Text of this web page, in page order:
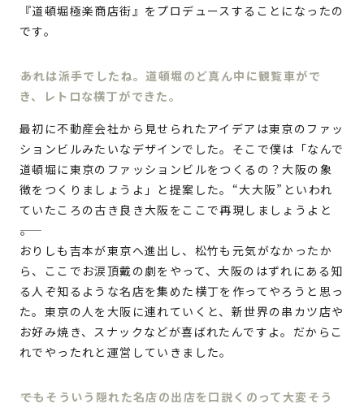
『道頓堀極楽商店街』をプロデュースすることになったの
です。
あれは派手でしたね。道頓堀のど真ん中に観覧車がで
き、レトロな横丁ができた。
最初に不動産会社から見せられたアイデアは東京のファッ
ションビルみたいなデザインでした。そこで僕は「なんで
道頓堀に東京のファッションビルをつくるの？大阪の象
徴をつくりましょうよ」と提案した。“大大阪”といわれ
ていたころの古き良き大阪をここで再現しましょうよと
――。
おりしも吉本が東京へ進出し、松竹も元気がなかったか
ら、ここでお涙頂戴の劇をやって、大阪のはずれにある知
る人ぞ知るような名店を集めた横丁を作ってやろうと思っ
た。東京の人を大阪に連れていくと、新世界の串カツ店や
お好み焼き、スナックなどが喜ばれたんですよ。だからこ
れでやったれと運営していきました。
でもそういう隠れた名店の出店を口説くのって大変そう